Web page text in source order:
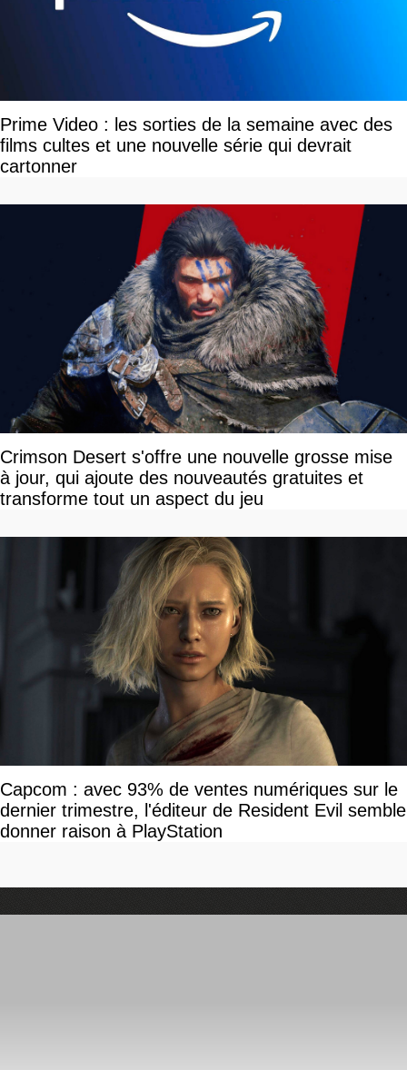
Prime Video : les sorties de la semaine avec des
films cultes et une nouvelle série qui devrait
cartonner
Crimson Desert s'offre une nouvelle grosse mise
à jour, qui ajoute des nouveautés gratuites et
transforme tout un aspect du jeu
Capcom : avec 93% de ventes numériques sur le
dernier trimestre, l'éditeur de Resident Evil semble
donner raison à PlayStation